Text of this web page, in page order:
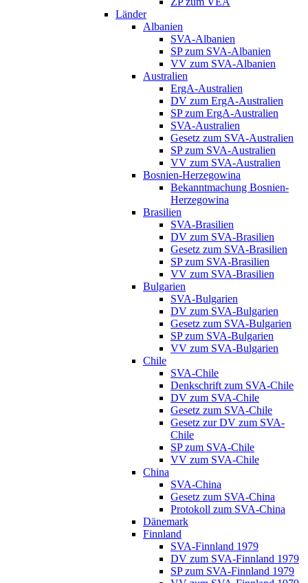
Länder
Albanien
SVA-Albanien
SP zum SVA-Albanien
VV zum SVA-Albanien
Australien
ErgA-Australien
DV zum ErgA-Australien
SP zum ErgA-Australien
SVA-Australien
Gesetz zum SVA-Australien
SP zum SVA-Australien
VV zum SVA-Australien
Bosnien-Herzegowina
Bekanntmachung Bosnien-
Herzegowina
Brasilien
SVA-Brasilien
DV zum SVA-Brasilien
Gesetz zum SVA-Brasilien
SP zum SVA-Brasilien
VV zum SVA-Brasilien
Bulgarien
SVA-Bulgarien
DV zum SVA-Bulgarien
Gesetz zum SVA-Bulgarien
SP zum SVA-Bulgarien
VV zum SVA-Bulgarien
Chile
SVA-Chile
Denkschrift zum SVA-Chile
DV zum SVA-Chile
Gesetz zum SVA-Chile
Gesetz zur DV zum SVA-
Chile
SP zum SVA-Chile
VV zum SVA-Chile
China
SVA-China
Gesetz zum SVA-China
Protokoll zum SVA-China
Dänemark
Finnland
SVA-Finnland 1979
DV zum SVA-Finnland 1979
SP zum SVA-Finnland 1979